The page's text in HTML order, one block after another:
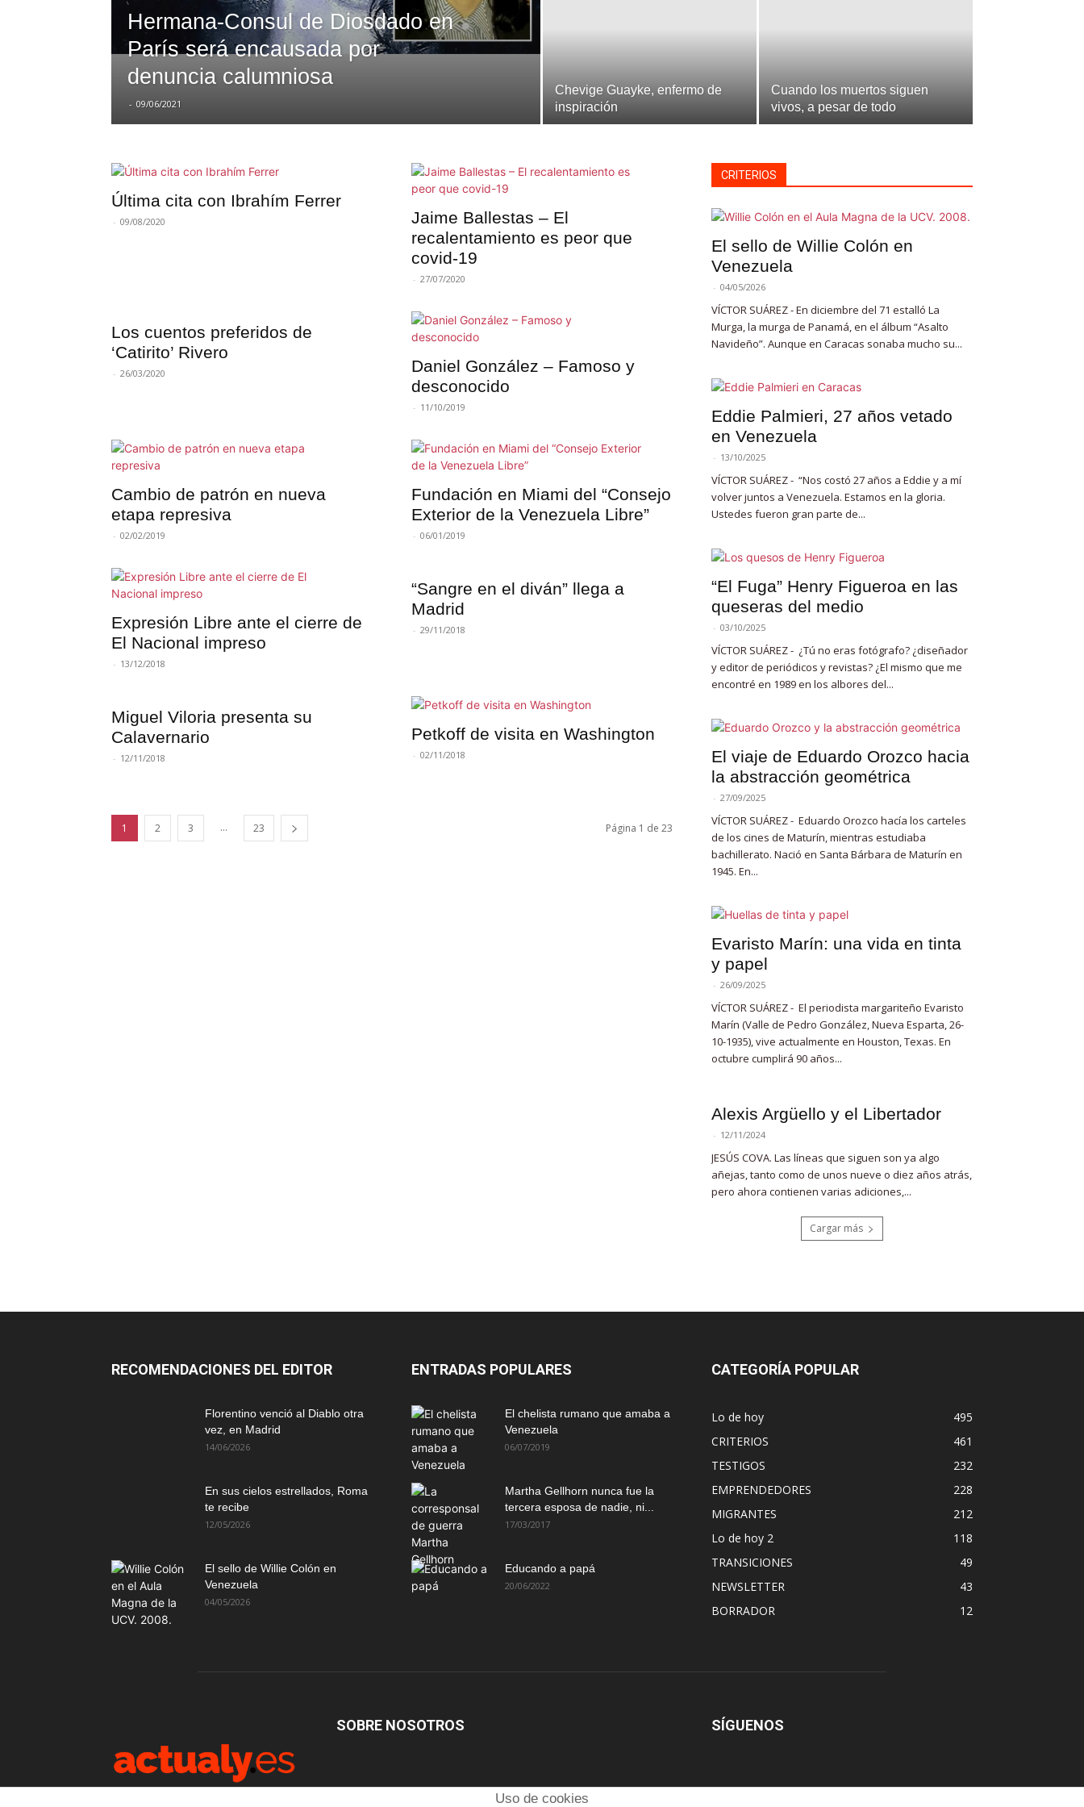
Hermana-Consul de Diosdado en
París será encausada por
denuncia calumniosa
- 09/06/2021
Chevige Guayke, enfermo de
inspiración
Cuando los muertos siguen
vivos, a pesar de todo
Última cita con Ibrahím Ferrer
- 09/08/2020
Jaime Ballestas – El
recalentamiento es peor que
covid-19
- 27/07/2020
Los cuentos preferidos de
‘Catirito’ Rivero
- 26/03/2020
Daniel González – Famoso y
desconocido
- 11/10/2019
Cambio de patrón en nueva
etapa represiva
- 02/02/2019
Fundación en Miami del “Consejo
Exterior de la Venezuela Libre”
- 06/01/2019
Expresión Libre ante el cierre de
El Nacional impreso
- 13/12/2018
“Sangre en el diván” llega a
Madrid
- 29/11/2018
Miguel Viloria presenta su
Calavernario
- 12/11/2018
Petkoff de visita en Washington
- 02/11/2018
1 2 3 ... 23 Página 1 de 23
CRITERIOS
El sello de Willie Colón en
Venezuela
- 04/05/2026
VÍCTOR SUÁREZ - En diciembre del 71 estalló La
Murga, la murga de Panamá, en el álbum “Asalto
Navideño”. Aunque en Caracas sonaba mucho su...
Eddie Palmieri, 27 años vetado
en Venezuela
- 13/10/2025
VÍCTOR SUÁREZ - “Nos costó 27 años a Eddie y a mí
volver juntos a Venezuela. Estamos en la gloria.
Ustedes fueron gran parte de...
“El Fuga” Henry Figueroa en las
queseras del medio
- 03/10/2025
VÍCTOR SUÁREZ - ¿Tú no eras fotógrafo? ¿diseñador
y editor de periódicos y revistas? ¿El mismo que me
encontré en 1989 en los albores del...
El viaje de Eduardo Orozco hacia
la abstracción geométrica
- 27/09/2025
VÍCTOR SUÁREZ - Eduardo Orozco hacía los carteles
de los cines de Maturín, mientras estudiaba
bachillerato. Nació en Santa Bárbara de Maturín en
1945. En...
Evaristo Marín: una vida en tinta
y papel
- 26/09/2025
VÍCTOR SUÁREZ - El periodista margariteño Evaristo
Marín (Valle de Pedro González, Nueva Esparta, 26-
10-1935), vive actualmente en Houston, Texas. En
octubre cumplirá 90 años...
Alexis Argüello y el Libertador
- 12/11/2024
JESÚS COVA. Las líneas que siguen son ya algo
añejas, tanto como de unos nueve o diez años atrás,
pero ahora contienen varias adiciones,...
Cargar más
RECOMENDACIONES DEL EDITOR
Florentino venció al Diablo otra
vez, en Madrid
14/06/2026
En sus cielos estrellados, Roma
te recibe
12/05/2026
El sello de Willie Colón en
Venezuela
04/05/2026
ENTRADAS POPULARES
El chelista rumano que amaba a
Venezuela
06/07/2019
Martha Gellhorn nunca fue la
tercera esposa de nadie, ni...
17/03/2017
Educando a papá
20/06/2022
CATEGORÍA POPULAR
Lo de hoy
495
CRITERIOS
461
TESTIGOS
232
EMPRENDEDORES
228
MIGRANTES
212
Lo de hoy 2
118
TRANSICIONES
49
NEWSLETTER
43
BORRADOR
12
SOBRE NOSOTROS SÍGUENOS
Uso de cookies